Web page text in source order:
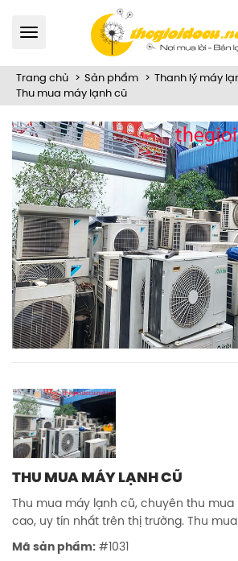
Toggle
Trang chủ Sản phẩm
Thanh lý máy
Thu mua máy lạnh cũ
THU MUA MÁY LẠNH CŨ
Thu mua máy lạnh cũ, chuyên thu
cao, uy tín nhất trên thị trường. Thu
Mã sản phẩm: #1031